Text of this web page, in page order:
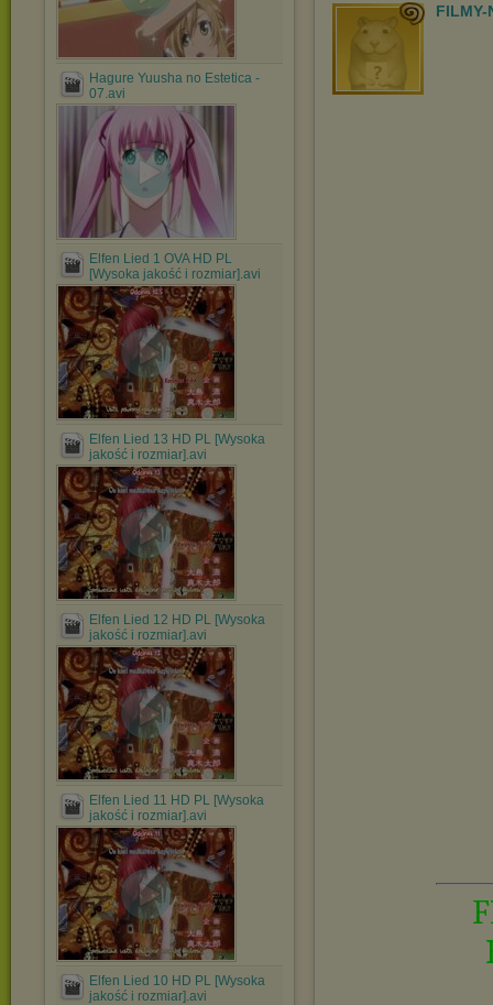
Hagure Yuusha no Estetica -
07.avi
Elfen Lied 1 OVA HD PL
[Wysoka jakość i rozmiar].avi
Elfen Lied 13 HD PL [Wysoka
jakość i rozmiar].avi
Elfen Lied 12 HD PL [Wysoka
jakość i rozmiar].avi
Elfen Lied 11 HD PL [Wysoka
jakość i rozmiar].avi
Elfen Lied 10 HD PL [Wysoka
jakość i rozmiar].avi
FILMY-